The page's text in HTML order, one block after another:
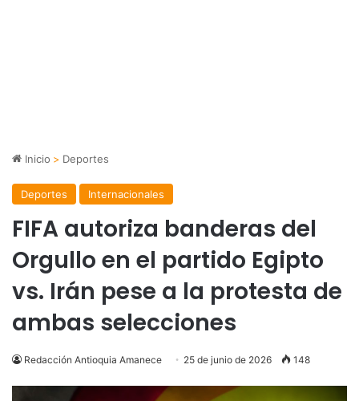
Inicio > Deportes
Deportes Internacionales
FIFA autoriza banderas del
Orgullo en el partido Egipto
vs. Irán pese a la protesta de
ambas selecciones
Redacción Antioquia Amanece 25 de junio de 2026 148